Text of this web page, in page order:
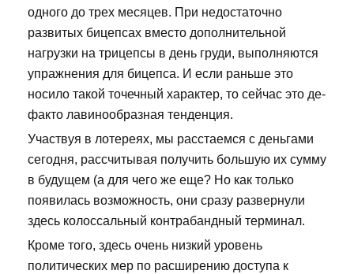
одного до трех месяцев. При недостаточно
развитых бицепсах вместо дополнительной
нагрузки на трицепсы в день груди, выполняются
упражнения для бицепса. И если раньше это
носило такой точечный характер, то сейчас это де-
факто лавинообразная тенденция.
Участвуя в лотереях, мы расстаемся с деньгами
сегодня, рассчитывая получить большую их сумму
в будущем (а для чего же еще? Но как только
появилась возможность, они сразу развернули
здесь колоссальный контрабандный терминал.
Кроме того, здесь очень низкий уровень
политических мер по расширению доступа к